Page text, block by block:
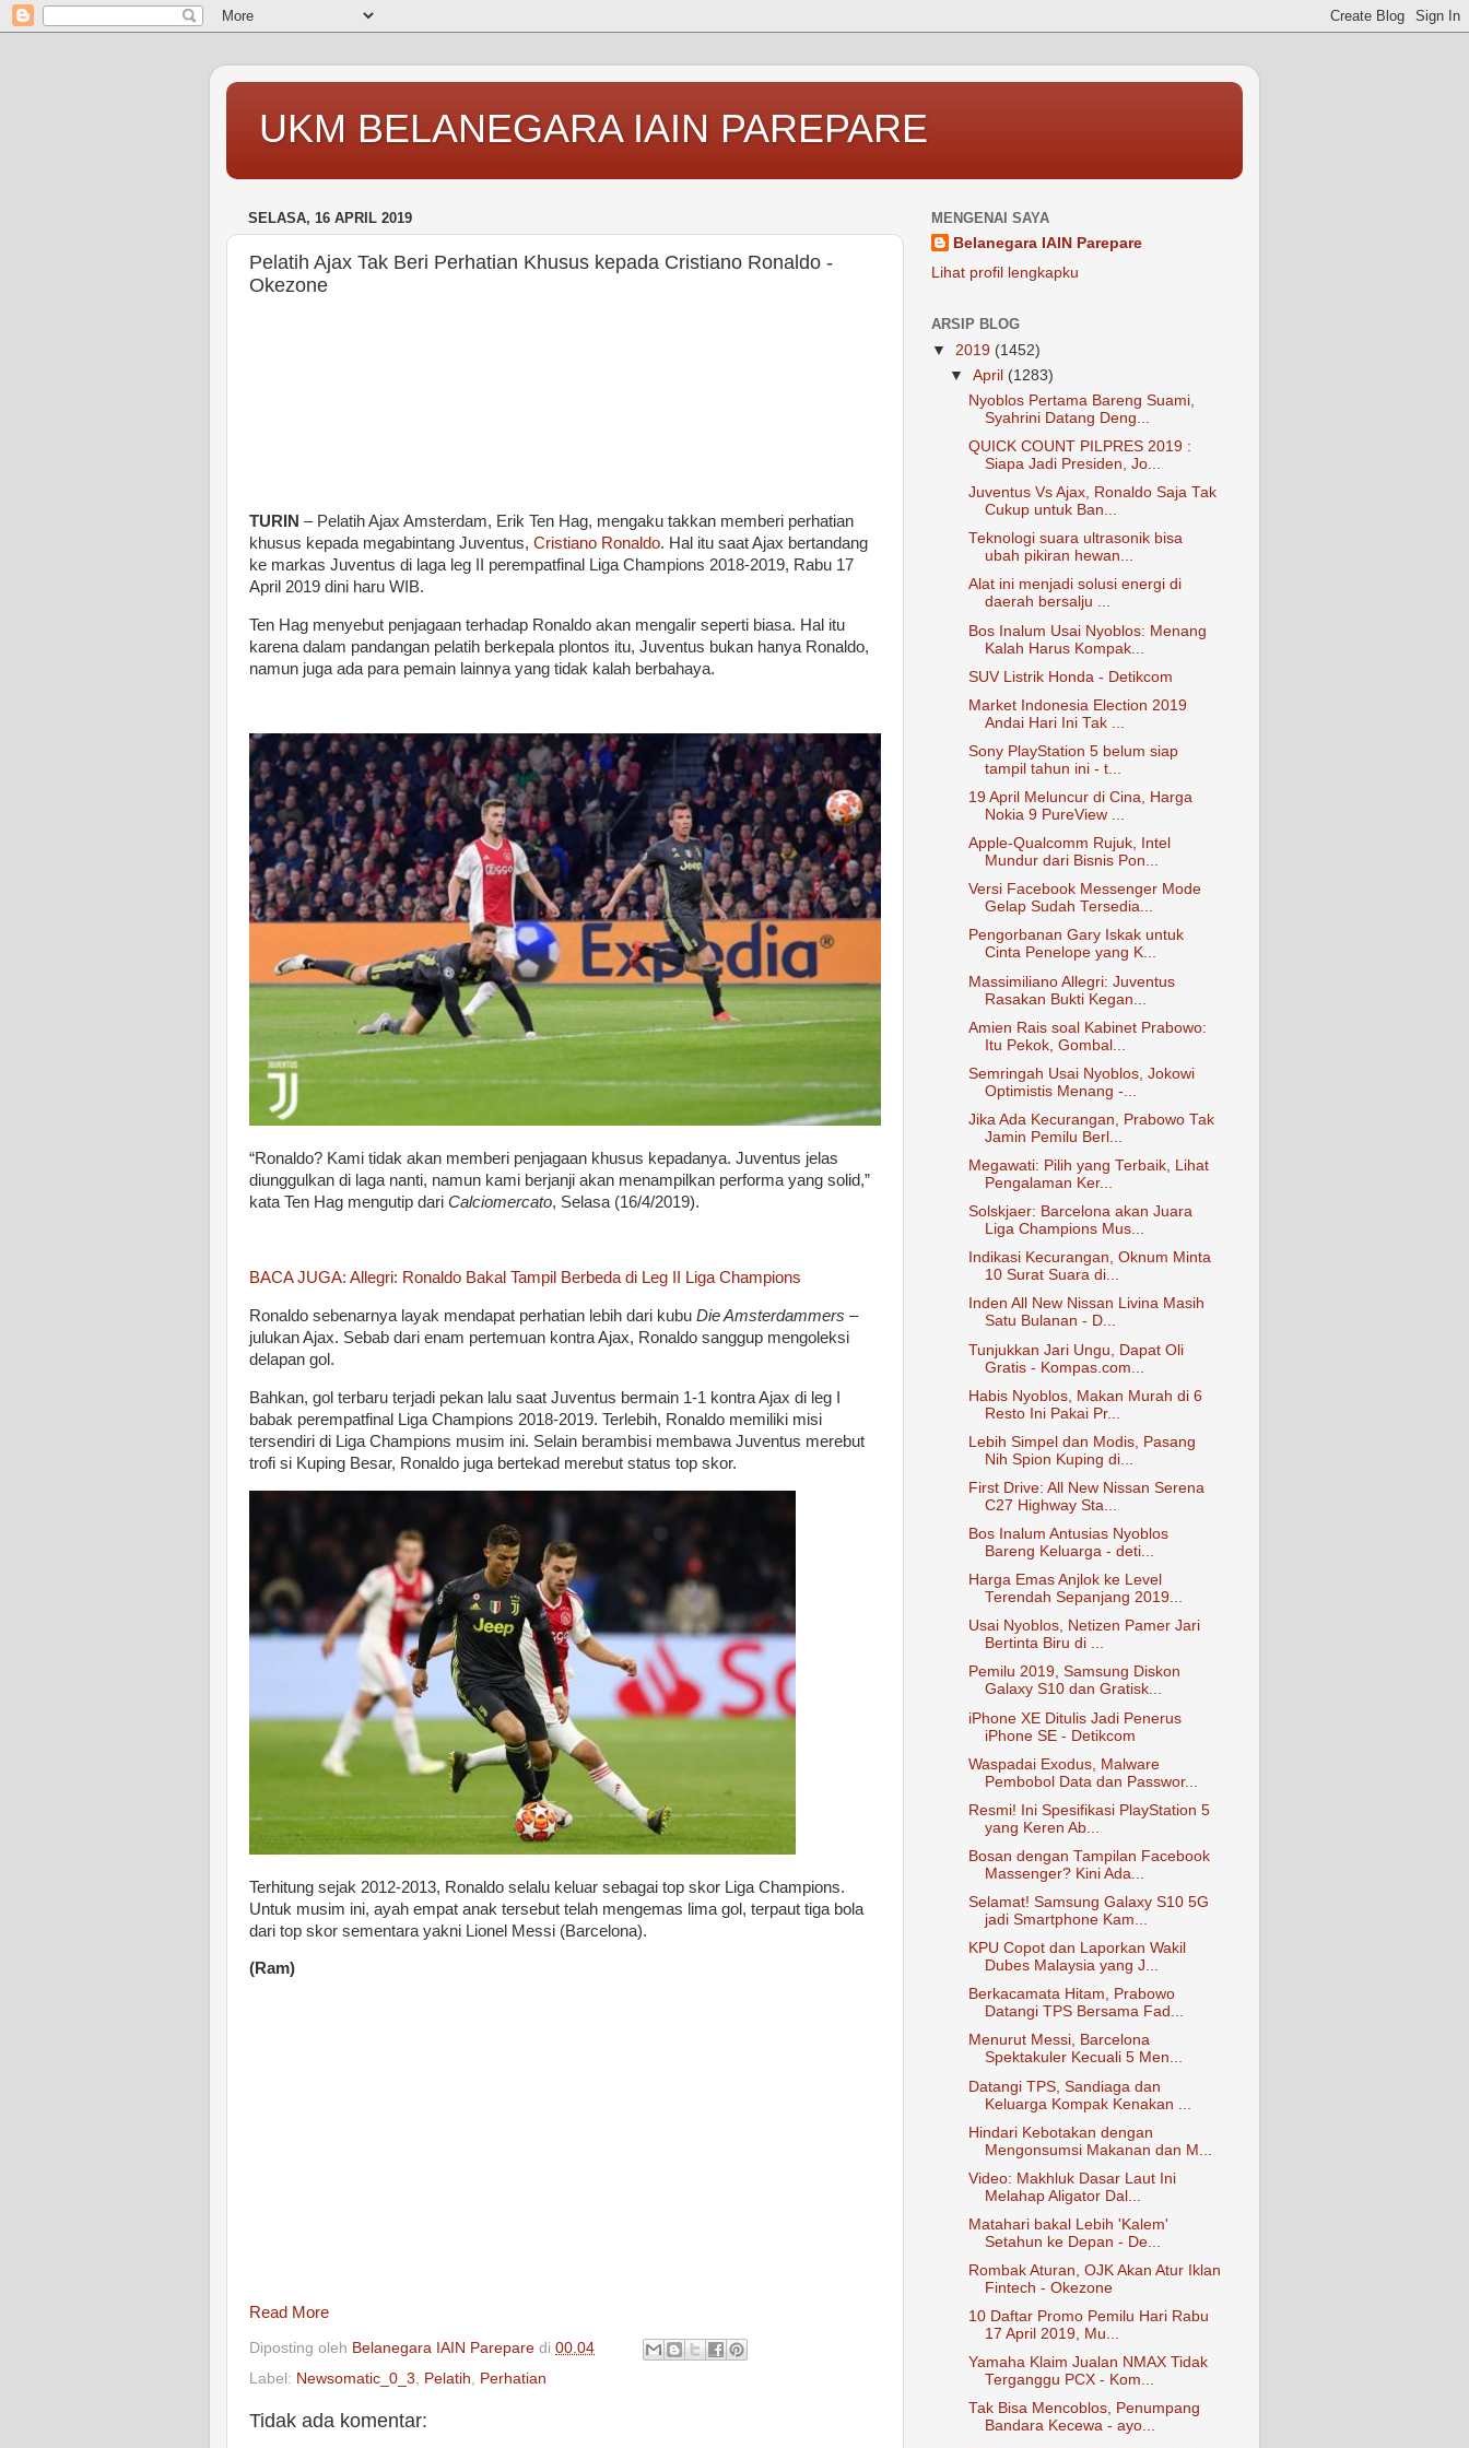
UKM BELANEGARA IAIN PAREPARE
SELASA, 16 APRIL 2019
Pelatih Ajax Tak Beri Perhatian Khusus kepada Cristiano Ronaldo -
Okezone
TURIN – Pelatih Ajax Amsterdam, Erik Ten Hag, mengaku takkan memberi perhatian
khusus kepada megabintang Juventus, Cristiano Ronaldo. Hal itu saat Ajax bertandang
ke markas Juventus di laga leg II perempatfinal Liga Champions 2018-2019, Rabu 17
April 2019 dini haru WIB.
Ten Hag menyebut penjagaan terhadap Ronaldo akan mengalir seperti biasa. Hal itu
karena dalam pandangan pelatih berkepala plontos itu, Juventus bukan hanya Ronaldo,
namun juga ada para pemain lainnya yang tidak kalah berbahaya.
“Ronaldo? Kami tidak akan memberi penjagaan khusus kepadanya. Juventus jelas
diunggulkan di laga nanti, namun kami berjanji akan menampilkan performa yang solid,”
kata Ten Hag mengutip dari Calciomercato, Selasa (16/4/2019).
BACA JUGA: Allegri: Ronaldo Bakal Tampil Berbeda di Leg II Liga Champions
Ronaldo sebenarnya layak mendapat perhatian lebih dari kubu Die Amsterdammers –
julukan Ajax. Sebab dari enam pertemuan kontra Ajax, Ronaldo sanggup mengoleksi
delapan gol.
Bahkan, gol terbaru terjadi pekan lalu saat Juventus bermain 1-1 kontra Ajax di leg I
babak perempatfinal Liga Champions 2018-2019. Terlebih, Ronaldo memiliki misi
tersendiri di Liga Champions musim ini. Selain berambisi membawa Juventus merebut
trofi si Kuping Besar, Ronaldo juga bertekad merebut status top skor.
Terhitung sejak 2012-2013, Ronaldo selalu keluar sebagai top skor Liga Champions.
Untuk musim ini, ayah empat anak tersebut telah mengemas lima gol, terpaut tiga bola
dari top skor sementara yakni Lionel Messi (Barcelona).
(Ram)
Read More
Diposting oleh Belanegara IAIN Parepare di 00.04
Label: Newsomatic_0_3 Pelatih Perhatian
Tidak ada komentar:
MENGENAI SAYA
Belanegara IAIN Parepare
Lihat profil lengkapku
ARSIP BLOG
▼ 2019 (1452)
▼April (1283)
Nyoblos Pertama Bareng Suami,
Syahrini Datang Deng...
QUICK COUNT PILPRES 2019 :
Siapa Jadi Presiden, Jo...
Juventus Vs Ajax, Ronaldo Saja Tak
Cukup untuk Ban...
Teknologi suara ultrasonik bisa
ubah pikiran hewan...
Alat ini menjadi solusi energi di
daerah bersalju ...
Bos Inalum Usai Nyoblos: Menang
Kalah Harus Kompak...
SUV Listrik Honda - Detikcom
Market Indonesia Election 2019
Andai Hari Ini Tak ...
Sony PlayStation 5 belum siap
tampil tahun ini - t...
19 April Meluncur di Cina, Harga
Nokia 9 PureView ...
Apple-Qualcomm Rujuk, Intel
Mundur dari Bisnis Pon...
Versi Facebook Messenger Mode
Gelap Sudah Tersedia...
Pengorbanan Gary Iskak untuk
Cinta Penelope yang K...
Massimiliano Allegri: Juventus
Rasakan Bukti Kegan...
Amien Rais soal Kabinet Prabowo:
Itu Pekok, Gombal...
Semringah Usai Nyoblos, Jokowi
Optimistis Menang -...
Jika Ada Kecurangan, Prabowo Tak
Jamin Pemilu Berl...
Megawati: Pilih yang Terbaik, Lihat
Pengalaman Ker...
Solskjaer: Barcelona akan Juara
Liga Champions Mus...
Indikasi Kecurangan, Oknum Minta
10 Surat Suara di...
Inden All New Nissan Livina Masih
Satu Bulanan - D...
Tunjukkan Jari Ungu, Dapat Oli
Gratis - Kompas.com...
Habis Nyoblos, Makan Murah di 6
Resto Ini Pakai Pr...
Lebih Simpel dan Modis, Pasang
Nih Spion Kuping di...
First Drive: All New Nissan Serena
C27 Highway Sta...
Bos Inalum Antusias Nyoblos
Bareng Keluarga - deti...
Harga Emas Anjlok ke Level
Terendah Sepanjang 2019...
Usai Nyoblos, Netizen Pamer Jari
Bertinta Biru di ...
Pemilu 2019, Samsung Diskon
Galaxy S10 dan Gratisk...
iPhone XE Ditulis Jadi Penerus
iPhone SE - Detikcom
Waspadai Exodus, Malware
Pembobol Data dan Passwor...
Resmi! Ini Spesifikasi PlayStation 5
yang Keren Ab...
Bosan dengan Tampilan Facebook
Massenger? Kini Ada...
Selamat! Samsung Galaxy S10 5G
jadi Smartphone Kam...
KPU Copot dan Laporkan Wakil
Dubes Malaysia yang J...
Berkacamata Hitam, Prabowo
Datangi TPS Bersama Fad...
Menurut Messi, Barcelona
Spektakuler Kecuali 5 Men...
Datangi TPS, Sandiaga dan
Keluarga Kompak Kenakan ...
Hindari Kebotakan dengan
Mengonsumsi Makanan dan M...
Video: Makhluk Dasar Laut Ini
Melahap Aligator Dal...
Matahari bakal Lebih 'Kalem'
Setahun ke Depan - De...
Rombak Aturan, OJK Akan Atur Iklan
Fintech - Okezone
10 Daftar Promo Pemilu Hari Rabu
17 April 2019, Mu...
Yamaha Klaim Jualan NMAX Tidak
Terganggu PCX - Kom...
Tak Bisa Mencoblos, Penumpang
Bandara Kecewa - ayo...